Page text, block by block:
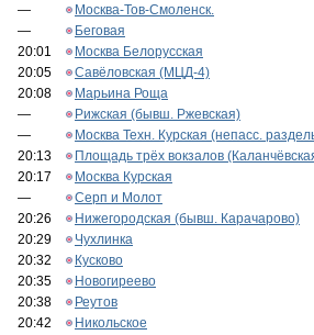
—
Москва-Тов-Смоленск.
—
Беговая
20:01
Москва Белорусская
20:05
Савёловская (МЦД-4)
20:08
Марьина Роща
—
Рижская (бывш. Ржевская)
—
Москва Техн. Курская (непасс.
20:13
Площадь трёх вокзалов
20:17
Москва Курская
—
Серп и Молот
20:26
Нижегородская (бывш. Карачарово)
20:29
Чухлинка
20:32
Кусково
20:35
Новогиреево
20:38
Реутов
20:42
Никольское